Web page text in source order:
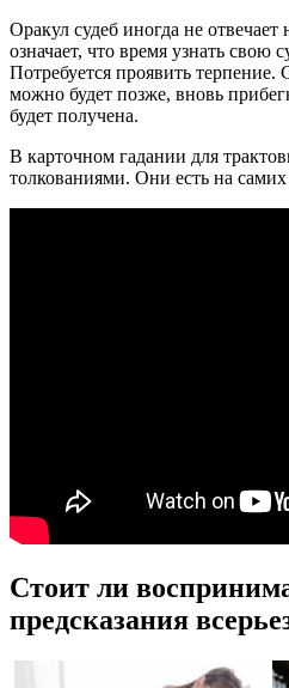
Оракул судеб иногда не
означает, что время узнать свою
Потребуется проявить
можно будет позже, вновь
будет получена.
В карточном гадании для
толкованиями. Они есть на самих
Стоит ли
предсказания